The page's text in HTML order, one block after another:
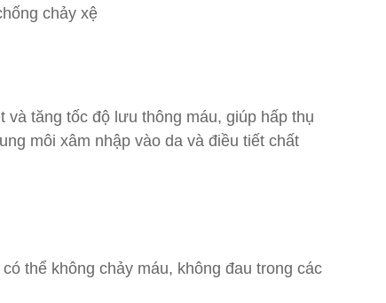
chảy xệ
tăng tốc độ lưu thông máu, giúp hấp thụ
môi xâm nhập vào da và điều tiết chất
thể không chảy máu, không đau trong các